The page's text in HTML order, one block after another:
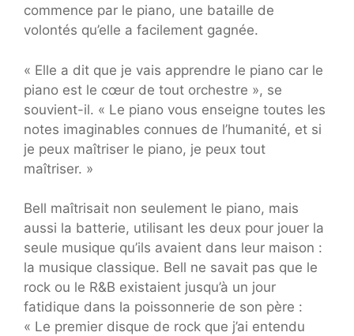
commence par le piano, une bataille de
volontés qu’elle a facilement gagnée.
« Elle a dit que je vais apprendre le piano car le
piano est le cœur de tout orchestre », se
souvient-il. « Le piano vous enseigne toutes les
notes imaginables connues de l’humanité, et si
je peux maîtriser le piano, je peux tout
maîtriser. »
Bell maîtrisait non seulement le piano, mais
aussi la batterie, utilisant les deux pour jouer la
seule musique qu’ils avaient dans leur maison :
la musique classique. Bell ne savait pas que le
rock ou le R&B existaient jusqu’à un jour
fatidique dans la poissonnerie de son père :
« Le premier disque de rock que j’ai entendu